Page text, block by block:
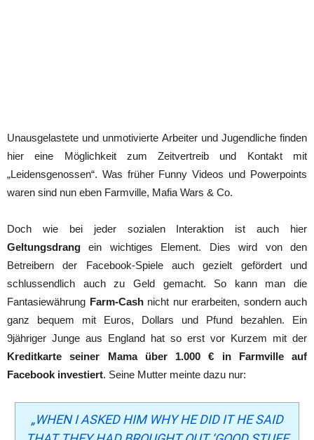
Unausgelastete und unmotivierte Arbeiter und Jugendliche finden
hier eine Möglichkeit zum Zeitvertreib und Kontakt mit
„Leidensgenossen“. Was früher Funny Videos und Powerpoints
waren sind nun eben Farmville, Mafia Wars & Co.
Doch wie bei jeder sozialen Interaktion ist auch hier
Geltungsdrangein wichtiges Element. Dies wird von den
Betreibern der Facebook-Spiele auch gezielt gefördert und
schlussendlich auch zu Geld gemacht. So kann man die
Fantasiewährung Farm-Cashnicht nur erarbeiten, sondern auch
ganz bequem mit Euros, Dollars und Pfund bezahlen. Ein
9jähriger Junge aus England hat so erst vor Kurzem mit der
Kreditkarte seiner Mama über 1.000 € in Farmville auf
Facebook investiert. Seine Mutter meinte dazu nur:
„WHEN I ASKED HIM WHY HE DID IT HE SAID